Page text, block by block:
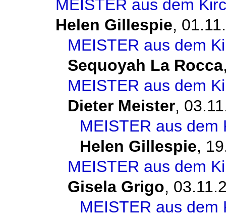
MEISTER aus dem
Helen Gillespie,
MEISTER aus dem
Sequoyah La Rocca
MEISTER aus dem
Dieter Meister,
MEISTER aus dem
Helen Gillespie,
MEISTER aus dem
Gisela Grigo,
MEISTER aus dem